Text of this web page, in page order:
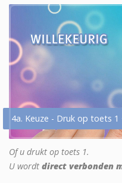
4a. Keuze - Druk op toets 1
Of u drukt op toets 1.
U wordt direct verbonden